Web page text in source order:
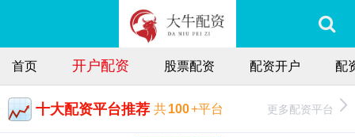
首页 开户配资 股票配资 配资开户 配
十大配资平台推荐 共100+平台 更多配资平台